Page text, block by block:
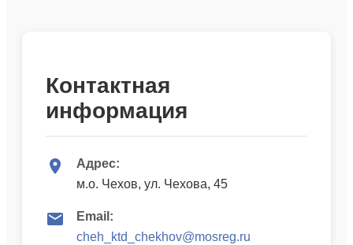
Контактная
информация
Адрес:
м.о. Чехов, ул. Чехова, 45
Email:
cheh_ktd_chekhov@mosreg.ru